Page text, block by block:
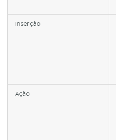
Inserção
Ação